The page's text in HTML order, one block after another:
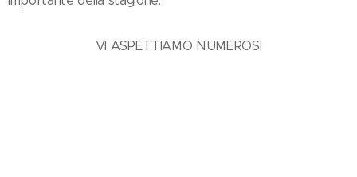
VI ASPETTIAMO NUMEROSI